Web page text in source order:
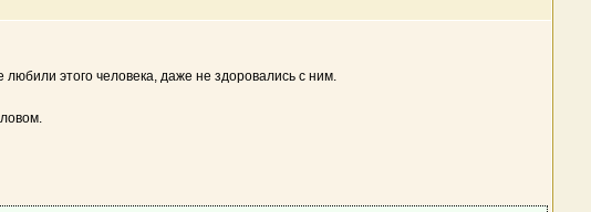
этого человека, даже не здоровались с ним.